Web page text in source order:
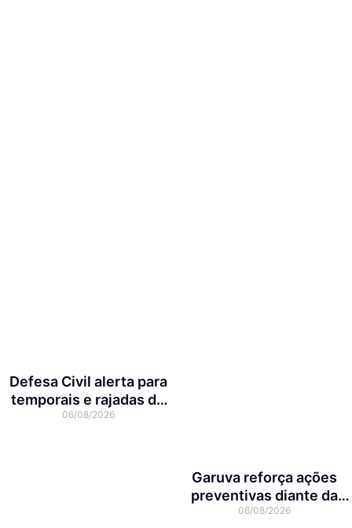
Defesa Civil alerta para
temporais e rajadas de
vento de até 70 km/h em
06/08/2026
Garuva reforça ações
preventivas diante da
previsão de atuação do El
06/08/2026